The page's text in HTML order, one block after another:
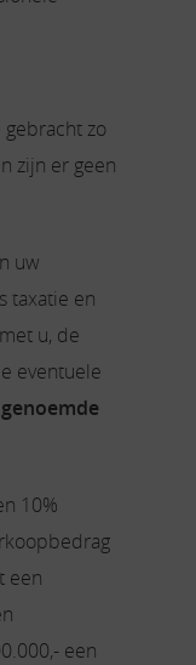
zo
zijn er geen
uw
taxatie en
u, de
eventuele
10%
een
een